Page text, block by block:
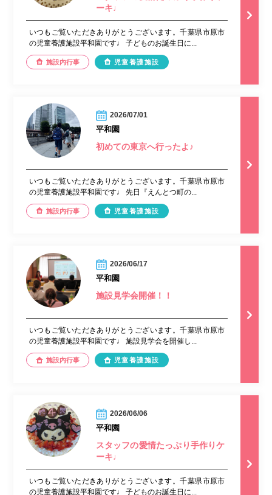
ーキ♩
いつもご覧いただきありがとうございます。千葉県市原市
の児童養護施設平和園です♩ 子どものお誕生日に...
施設内行事 児童養護施設
2026/07/01
平和園
初めての東京へ行ったよ♪
いつもご覧いただきありがとうございます。千葉県市原市
の児童養護施設平和園です♩ 先日『えんとつ町の...
施設内行事 児童養護施設
2026/06/17
平和園
施設見学会開催！！
いつもご覧いただきありがとうございます。千葉県市原市
の児童養護施設平和園です♩ 施設見学会を開催し...
施設内行事 児童養護施設
2026/06/06
平和園
スタッフの愛情たっぷり手作りケ
ーキ♩
いつもご覧いただきありがとうございます。千葉県市原市
の児童養護施設平和園です♩ 子どものお誕生日に...